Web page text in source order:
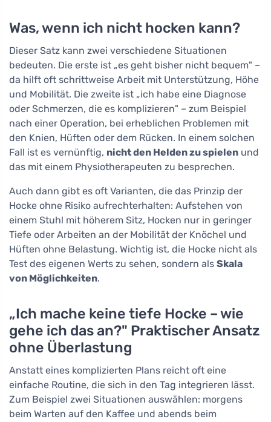
Was, wenn ich nicht hocken kann?
Dieser Satz kann zwei verschiedene Situationen
bedeuten. Die erste ist „es geht bisher nicht bequem" –
da hilft oft schrittweise Arbeit mit Unterstützung, Höhe
und Mobilität. Die zweite ist „ich habe eine Diagnose
oder Schmerzen, die es komplizieren" – zum Beispiel
nach einer Operation, bei erheblichen Problemen mit
den Knien, Hüften oder dem Rücken. In einem solchen
Fall ist es vernünftig, nicht den Helden zu spielen und
das mit einem Physiotherapeuten zu besprechen.
Auch dann gibt es oft Varianten, die das Prinzip der
Hocke ohne Risiko aufrechterhalten: Aufstehen von
einem Stuhl mit höherem Sitz, Hocken nur in geringer
Tiefe oder Arbeiten an der Mobilität der Knöchel und
Hüften ohne Belastung. Wichtig ist, die Hocke nicht als
Test des eigenen Werts zu sehen, sondern als Skala
von Möglichkeiten.
„Ich mache keine tiefe Hocke – wie
gehe ich das an?" Praktischer Ansatz
ohne Überlastung
Anstatt eines komplizierten Plans reicht oft eine
einfache Routine, die sich in den Tag integrieren lässt.
Zum Beispiel zwei Situationen auswählen: morgens
beim Warten auf den Kaffee und abends beim